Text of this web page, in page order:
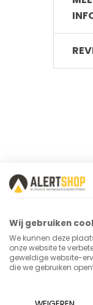
Wij gebruiken
We kunnen deze
onze website te
geweldige website-
die we gebruiken